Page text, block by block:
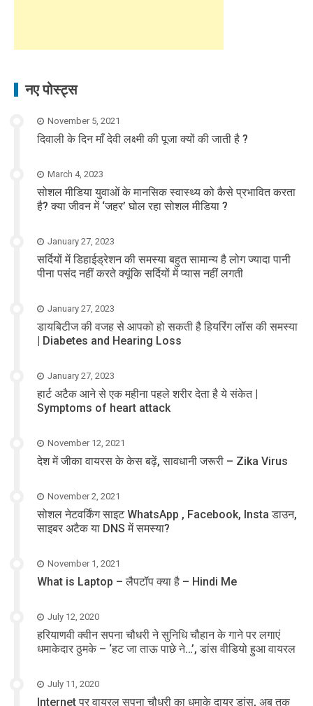
नए पोस्ट्स
November 5, 2021
दिवाली के दिन माँ देवी लक्ष्मी की पूजा क्यों की जाती है ?
March 4, 2023
सोशल मीडिया युवाओं के मानसिक स्वास्थ्य को कैसे प्रभावित करता
है? क्या जीवन में ‘जहर’ घोल रहा सोशल मीडिया ?
January 27, 2023
सर्दियों में डिहाईड्रेशन की समस्या बहुत सामान्य है लोग ज्यादा पानी
पीना पसंद नहीं करते क्यूंकि सर्दियों में प्यास नहीं लगती
January 27, 2023
डायबिटीज की वजह से आपको हो सकती है हियरिंग लॉस की समस्या
| Diabetes and Hearing Loss
January 27, 2023
हार्ट अटैक आने से एक महीना पहले शरीर देता है ये संकेत |
Symptoms of heart attack
November 12, 2021
देश में जीका वायरस के केस बढ़ें, सावधानी जरूरी – Zika Virus
November 2, 2021
सोशल नेटवर्किंग साइट WhatsApp , Facebook, Insta डाउन,
साइबर अटैक या DNS में समस्या?
November 1, 2021
What is Laptop – लैपटॉप क्या है – Hindi Me
July 12, 2020
हरियाणवी क्वीन सपना चौधरी ने सुनिधि चौहान के गाने पर लगाएं
धमाकेदार ठुमके – ‘हट जा ताऊ पाछे ने…’, डांस वीडियो हुआ वायरल
July 11, 2020
Internet पर वायरल सपना चौधरी का धमाके दायर डांस, अब तक